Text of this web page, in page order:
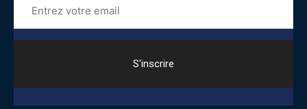
votre
email